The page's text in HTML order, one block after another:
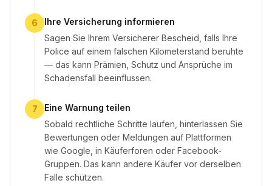
6
Ihre Versicherung informieren
Sagen Sie Ihrem Versicherer Bescheid, falls Ihre
Police auf einem falschen Kilometerstand beruhte
— das kann Prämien, Schutz und Ansprüche im
Schadensfall beeinflussen.
7
Eine Warnung teilen
Sobald rechtliche Schritte laufen, hinterlassen Sie
Bewertungen oder Meldungen auf Plattformen
wie Google, in Käuferforen oder Facebook-
Gruppen. Das kann andere Käufer vor derselben
Falle schützen.